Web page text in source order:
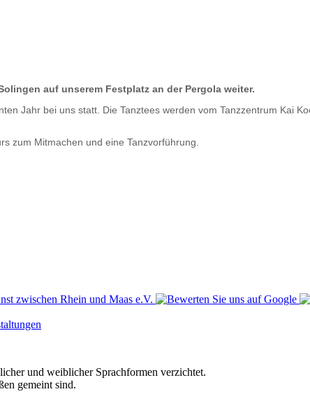
auf unserem Festplatz an der Pergola weiter.
Jahr bei uns statt. Die Tanztees werden vom Tanzzentrum Kai
zum Mitmachen und eine Tanzvorführung.
und weiblicher Sprachformen verzichtet.
gemeint sind.